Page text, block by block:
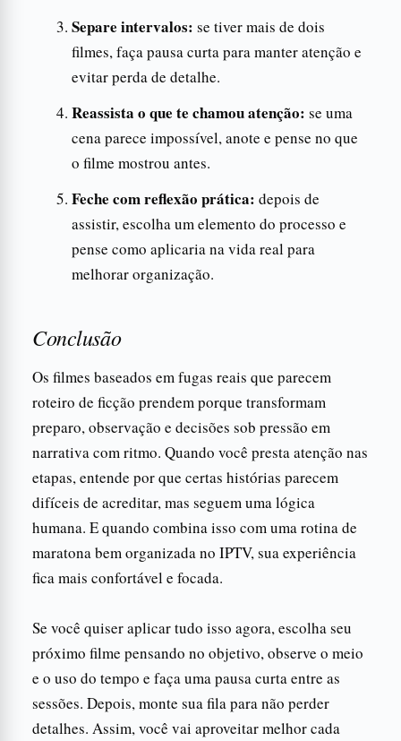
Separe intervalos: se tiver mais de dois
filmes, faça pausa curta para manter atenção e
evitar perda de detalhe.
Reassista o que te chamou atenção: se uma
cena parece impossível, anote e pense no que
o filme mostrou antes.
Feche com reflexão prática: depois de
assistir, escolha um elemento do processo e
pense como aplicaria na vida real para
melhorar organização.
Conclusão
Os filmes baseados em fugas reais que parecem
roteiro de ficção prendem porque transformam
preparo, observação e decisões sob pressão em
narrativa com ritmo. Quando você presta atenção nas
etapas, entende por que certas histórias parecem
difíceis de acreditar, mas seguem uma lógica
humana. E quando combina isso com uma rotina de
maratona bem organizada no IPTV, sua experiência
fica mais confortável e focada.
Se você quiser aplicar tudo isso agora, escolha seu
próximo filme pensando no objetivo, observe o meio
e o uso do tempo e faça uma pausa curta entre as
sessões. Depois, monte sua fila para não perder
detalhes. Assim, você vai aproveitar melhor cada